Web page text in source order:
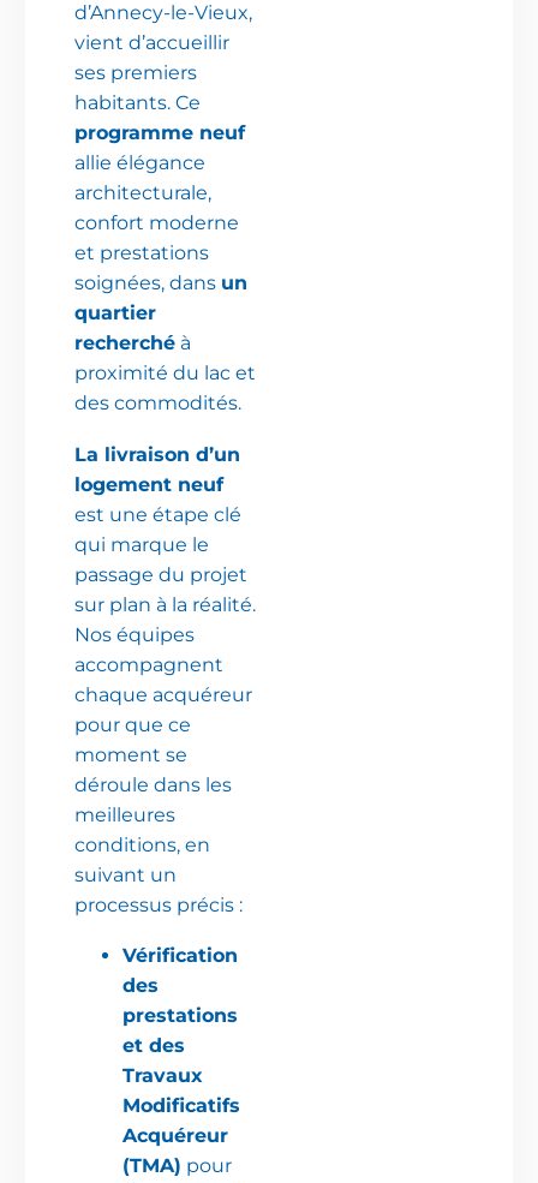
d’Annecy-le-Vieux,
vient d’accueillir
ses premiers
habitants. Ce
programme neuf
allie élégance
architecturale,
confort moderne
et prestations
soignées, dans un
quartier
recherché à
proximité du lac et
des commodités.
La livraison d’un
logement neuf
est une étape clé
qui marque le
passage du projet
sur plan à la réalité.
Nos équipes
accompagnent
chaque acquéreur
pour que ce
moment se
déroule dans les
meilleures
conditions, en
suivant un
processus précis :
Vérification
des
prestations
et des
Travaux
Modificatifs
Acquéreur
(TMA) pour